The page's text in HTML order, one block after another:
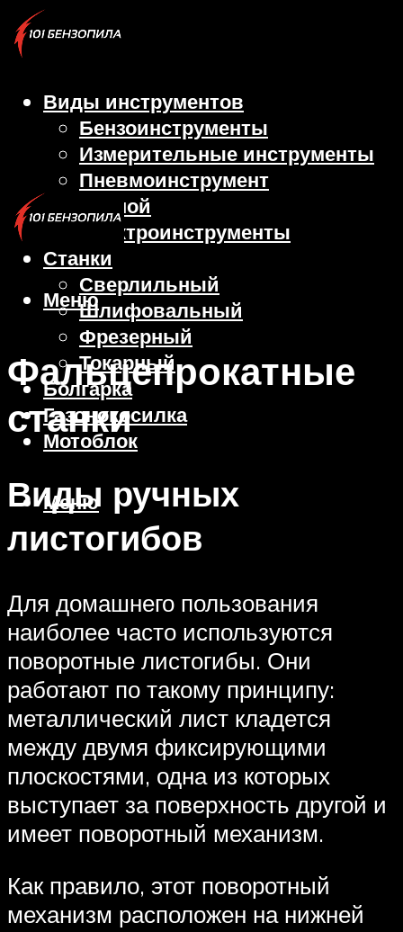
Виды инструментов
Бензоинструменты
Измерительные инструменты
Пневмоинструмент
Ручной
Электроинструменты
Станки
Сверлильный
Шлифовальный
Фрезерный
Токарный
Болгарка
Газонокосилка
Мотоблок
Меню
Меню
Фальцепрокатные
станки
Виды ручных
листогибов
Для домашнего пользования
наиболее часто используются
поворотные листогибы. Они
работают по такому принципу:
металлический лист кладется
между двумя фиксирующими
плоскостями, одна из которых
выступает за поверхность другой и
имеет поворотный механизм.
Как правило, этот поворотный
механизм расположен на нижней